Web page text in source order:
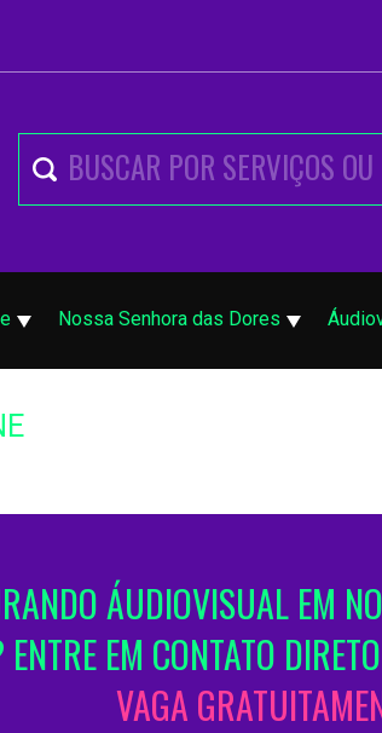
Nossa Senhora das Dores
ÁUDIOVISUAL EM
ENTRE EM CONTATO
VAGA